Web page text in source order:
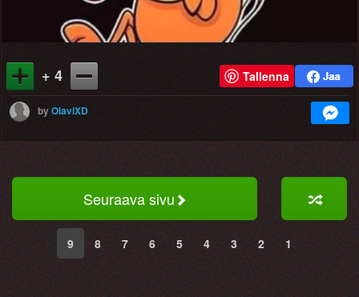
+ 4 Tallenna
byOlaviXD
Seuraava sivu
9 8 7 6 5 4 3 2 1